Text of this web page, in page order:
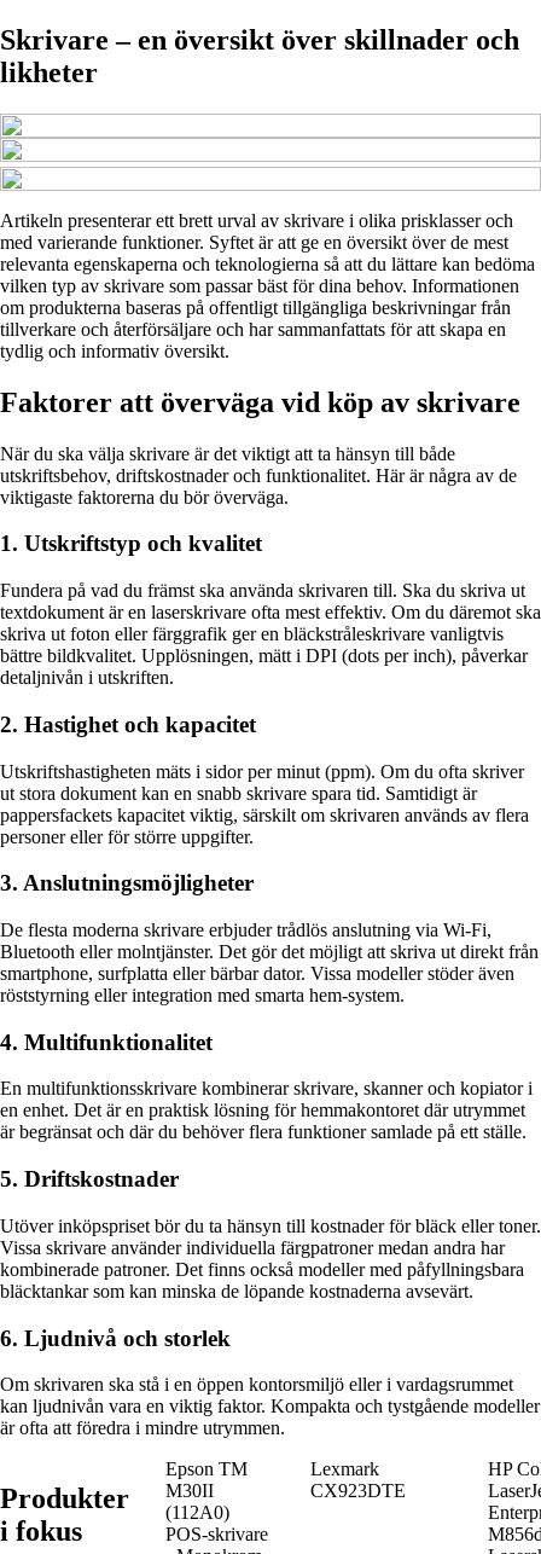
Skrivare – en översikt över skillnader och
likheter
Artikeln presenterar ett brett urval av skrivare i olika prisklasser och
med varierande funktioner. Syftet är att ge en översikt över de mest
relevanta egenskaperna och teknologierna så att du lättare kan bedöma
vilken typ av skrivare som passar bäst för dina behov. Informationen
om produkterna baseras på offentligt tillgängliga beskrivningar från
tillverkare och återförsäljare och har sammanfattats för att skapa en
tydlig och informativ översikt.
Faktorer att överväga vid köp av skrivare
När du ska välja skrivare är det viktigt att ta hänsyn till både
utskriftsbehov, driftskostnader och funktionalitet. Här är några av de
viktigaste faktorerna du bör överväga.
1. Utskriftstyp och kvalitet
Fundera på vad du främst ska använda skrivaren till. Ska du skriva ut
textdokument är en laserskrivare ofta mest effektiv. Om du däremot ska
skriva ut foton eller färggrafik ger en bläckstråleskrivare vanligtvis
bättre bildkvalitet. Upplösningen, mätt i DPI (dots per inch), påverkar
detaljnivån i utskriften.
2. Hastighet och kapacitet
Utskriftshastigheten mäts i sidor per minut (ppm). Om du ofta skriver
ut stora dokument kan en snabb skrivare spara tid. Samtidigt är
pappersfackets kapacitet viktig, särskilt om skrivaren används av flera
personer eller för större uppgifter.
3. Anslutningsmöjligheter
De flesta moderna skrivare erbjuder trådlös anslutning via Wi-Fi,
Bluetooth eller molntjänster. Det gör det möjligt att skriva ut direkt från
smartphone, surfplatta eller bärbar dator. Vissa modeller stöder även
röststyrning eller integration med smarta hem-system.
4. Multifunktionalitet
En multifunktionsskrivare kombinerar skrivare, skanner och kopiator i
en enhet. Det är en praktisk lösning för hemmakontoret där utrymmet
är begränsat och där du behöver flera funktioner samlade på ett ställe.
5. Driftskostnader
Utöver inköpspriset bör du ta hänsyn till kostnader för bläck eller toner.
Vissa skrivare använder individuella färgpatroner medan andra har
kombinerade patroner. Det finns också modeller med påfyllningsbara
bläcktankar som kan minska de löpande kostnaderna avsevärt.
6. Ljudnivå och storlek
Om skrivaren ska stå i en öppen kontorsmiljö eller i vardagsrummet
kan ljudnivån vara en viktig faktor. Kompakta och tystgående modeller
är ofta att föredra i mindre utrymmen.
Produkter
i fokus
Epson TM
M30II
(112A0)
POS-skrivare
Lexmark
CX923DTE
HP